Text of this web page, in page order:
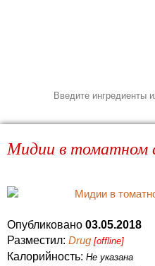
Мидии в томатном
Опубликовано 03.05.2018
Разместил: Drug [offline]
Калорийность: Не указана